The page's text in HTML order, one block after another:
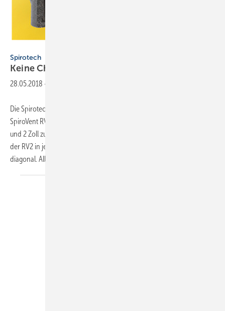
Spirotech
Keine Chance für
28.05.2018 -
Die Spirotech-Mikroblasenabscheider-Familie wurde erweitert: Der
SpiroVent RV2 steht nun zusätzlich in den fünf Größen ¾, 1, 1¼, 1½
und 2 Zoll zur Verfügung. Durch den drehbaren Anschluss lässt sich
der RV2 in jeder Position einbauen – waagerecht, senkrecht oder
diagonal. Alle